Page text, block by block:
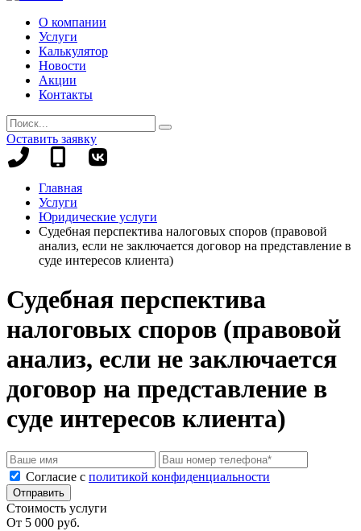
О компании
Услуги
Калькулятор
Новости
Акции
Контакты
Оставить заявку
+7
+7
695-
70-
99
Главная
Услуги
Юридические услуги
Судебная перспектива налоговых споров (правовой
анализ, если не заключается договор на представление в
суде интересов клиента)
Судебная перспектива
налоговых споров (правовой
анализ, если не заключается
договор на представление в
суде интересов клиента)
Cогласие с политикой конфиденциальности
Отправить
Стоимость услуги
От 5 000 руб.